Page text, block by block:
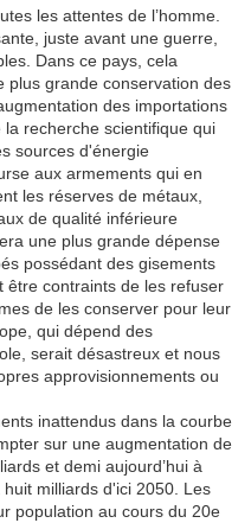
les attentes de l’homme.
juste avant une guerre,
Dans ce pays, cela
plus grande conservation des
des importations
recherche scientifique qui
sources d'énergie
aux armements qui en
les réserves de métaux,
de qualité inférieure
une plus grande dépense
possédant des gisements
être contraints de les refuser
de les conserver pour leur
qui dépend des
serait désastreux et nous
approvisionnements ou
inattendus dans la courbe
sur une augmentation de
et demi aujourd’hui à
huit milliards d'ici 2050. Les
population au cours du 20e